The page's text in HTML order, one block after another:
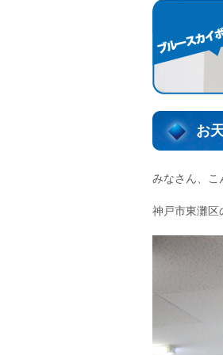
お
みなさん、
神戸市東灘区